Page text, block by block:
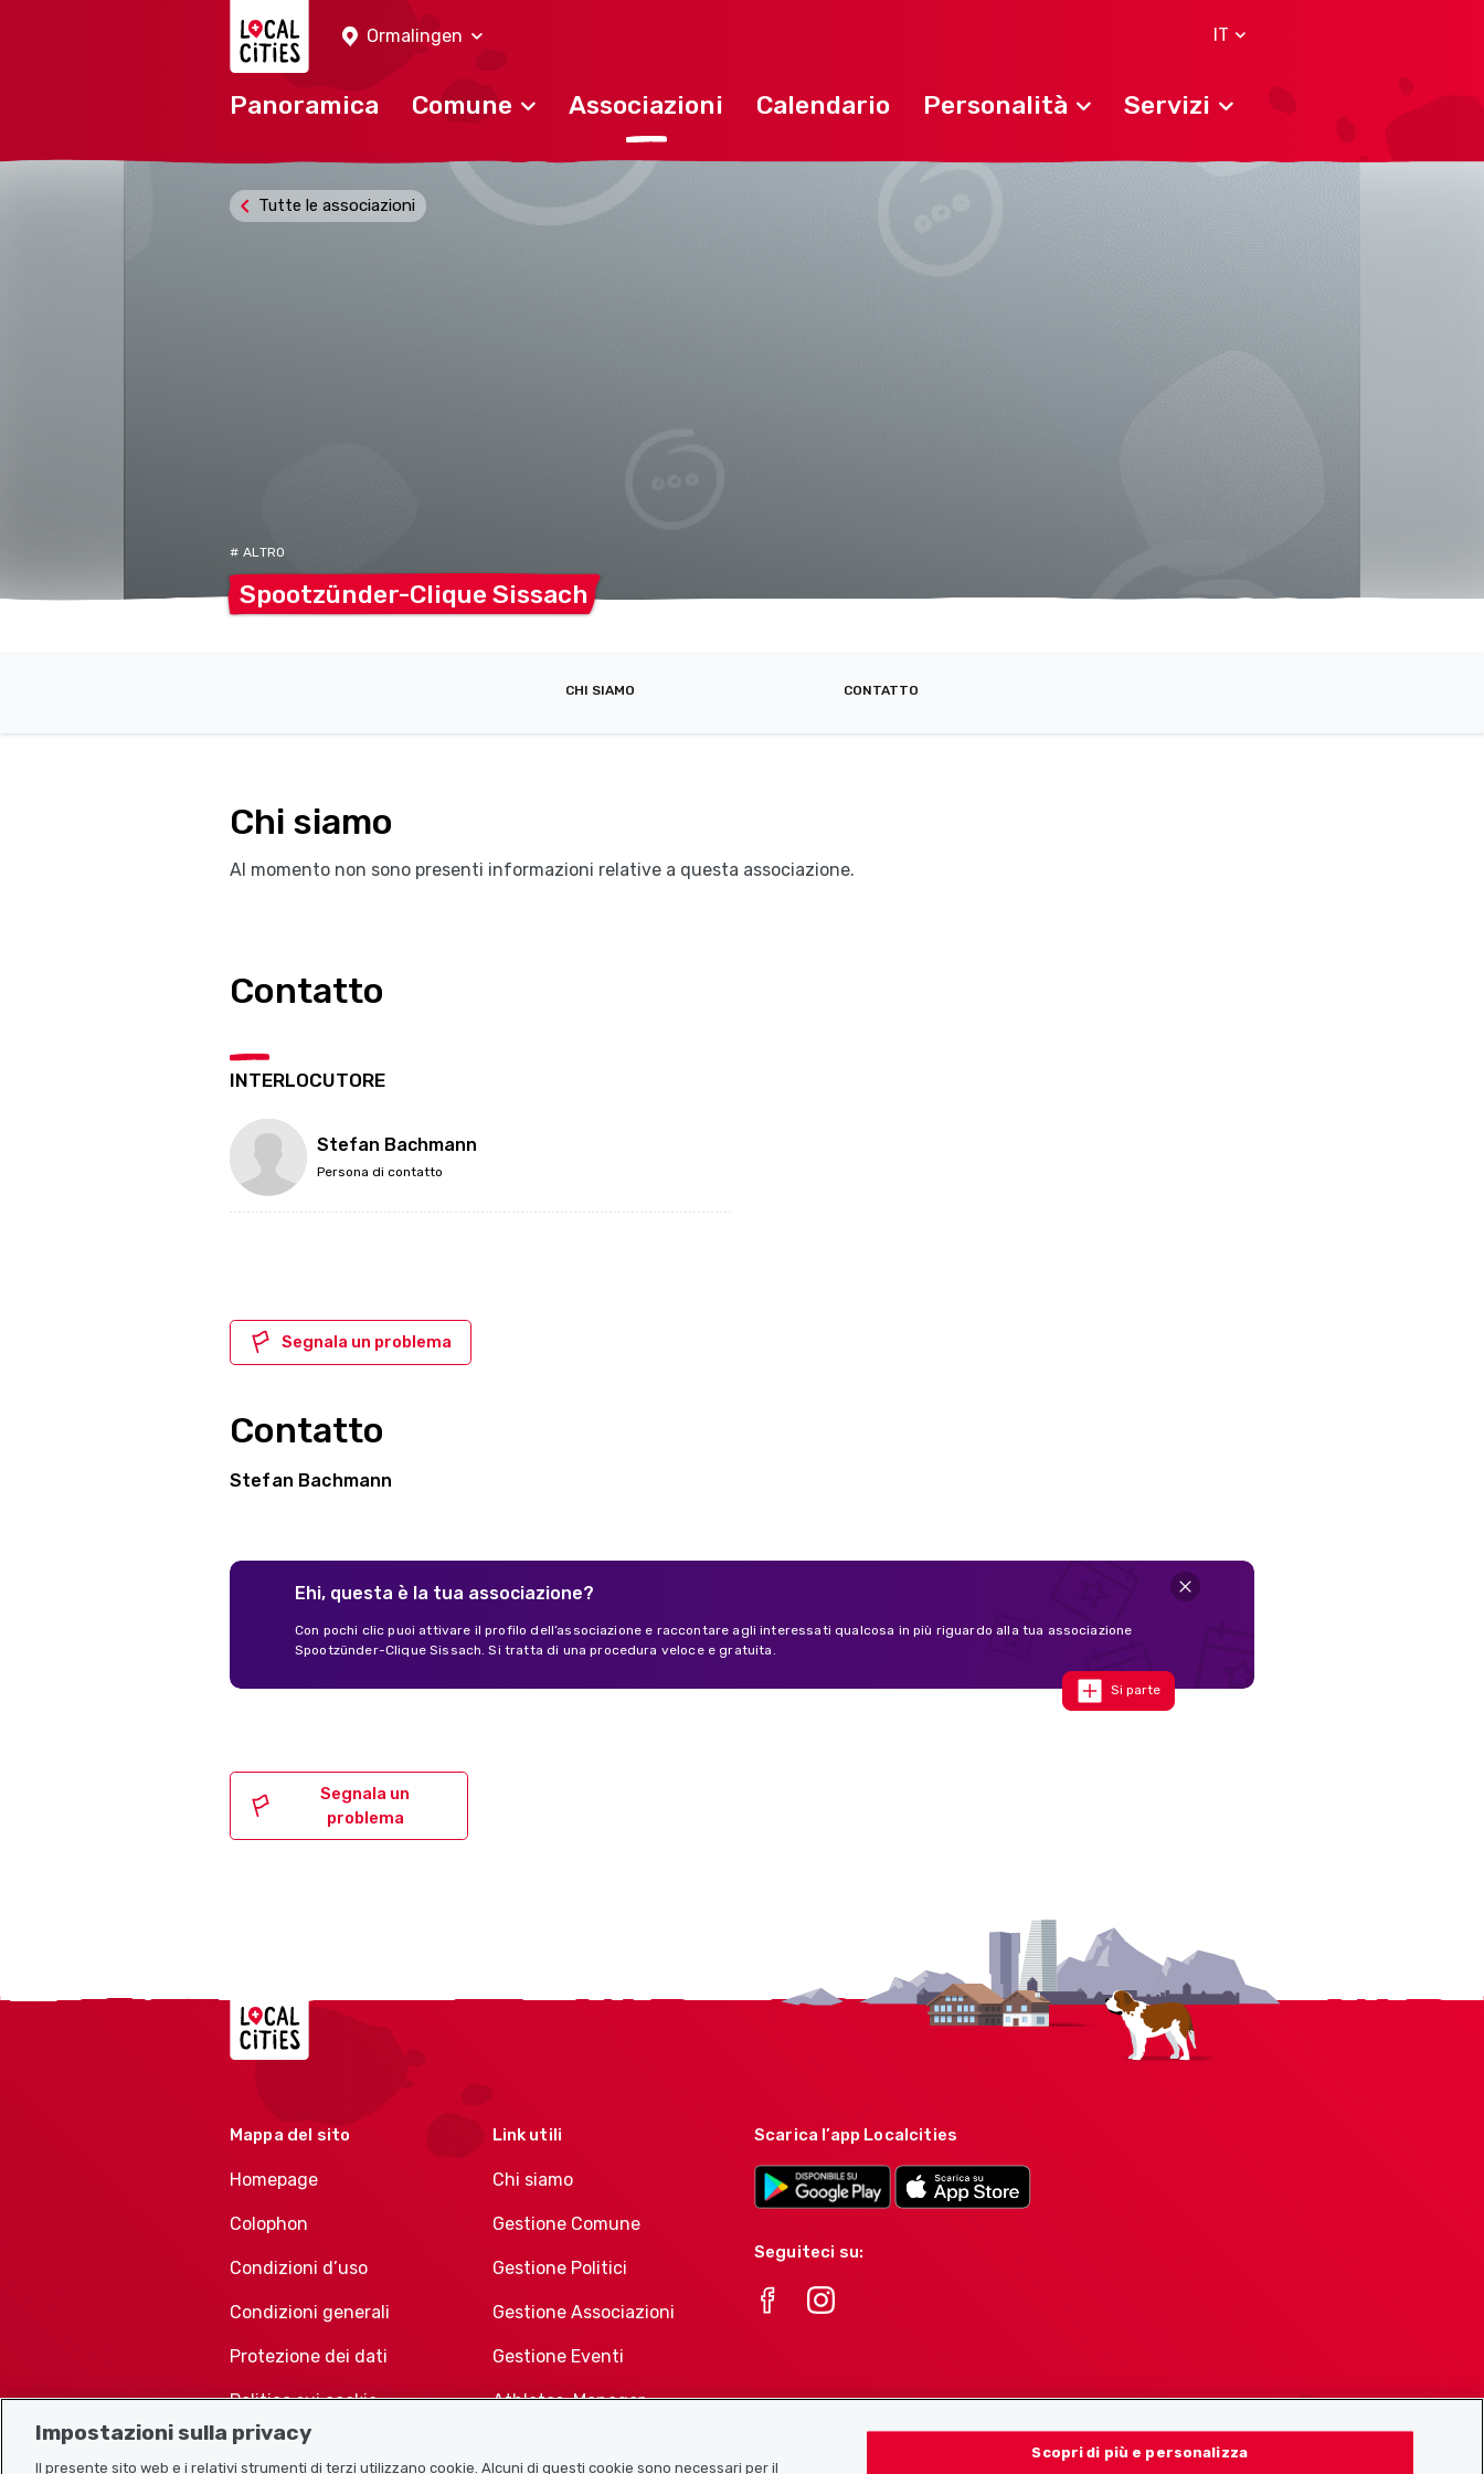
Ormalingen
IT
Panoramica Comune Associazioni Calendario Personalità Servizi
# ALTRO
Spootzünder-Clique Sissach
Tutte le associazioni
CHI SIAMO CONTATTO
Chi siamo
Al momento non sono presenti informazioni relative a questa associazione.
Contatto
INTERLOCUTORE
Stefan Bachmann
Persona di contatto
Segnala un problema
Contatto
Stefan Bachmann
Ehi, questa è la tua associazione?
Con pochi clic puoi attivare il profilo dell’associazione e raccontare agli interessati qualcosa in più riguardo alla tua associazione
Spootzünder-Clique Sissach. Si tratta di una procedura veloce e gratuita.
Si parte
Segnala un
problema
Localcities
Mappa del sito
Homepage
Colophon
Condizioni d’uso
Condizioni generali
Protezione dei dati
Politica sui cookie
Link utili
Chi siamo
Gestione Comune
Gestione Politici
Gestione Associazioni
Gestione Eventi
Athletes-Manager
Associazioni
Scarica l’app Localcities
Seguiteci su:
Impostazioni sulla privacy
Il presente sito web e i relativi strumenti di terzi utilizzano cookie. Alcuni di questi cookie sono necessari per il
Scopri di più e personalizza